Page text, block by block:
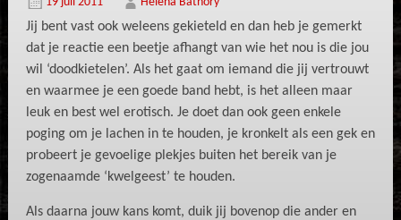
Jij bent vast ook weleens gekieteld en dan heb je gemerkt
dat je reactie een beetje afhangt van wie het nou is die jou
wil ‘doodkietelen’. Als het gaat om iemand die jij vertrouwt
en waarmee je een goede band hebt, is het alleen maar
leuk en best wel erotisch. Je doet dan ook geen enkele
poging om je lachen in te houden, je kronkelt als een gek en
probeert je gevoelige plekjes buiten het bereik van je
zogenaamde ‘kwelgeest’ te houden.
Als daarna jouw kans komt, duik jij bovenop die ander en